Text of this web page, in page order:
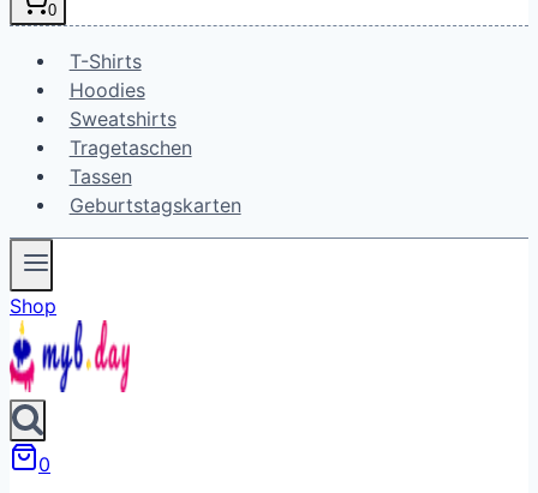
0
T-Shirts
Hoodies
Sweatshirts
Tragetaschen
Tassen
Geburtstagskarten
Shop
0